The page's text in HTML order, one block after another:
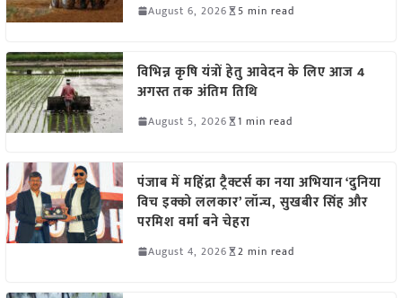
August 6, 2026 5 min read
विभिन्न कृषि यंत्रों हेतु आवेदन के लिए आज 4
अगस्त तक अंतिम तिथि
August 5, 2026 1 min read
पंजाब में महिंद्रा ट्रैक्टर्स का नया अभियान ‘दुनिया
विच इक्को ललकार’ लॉन्च, सुखबीर सिंह और
परमिश वर्मा बने चेहरा
August 4, 2026 2 min read